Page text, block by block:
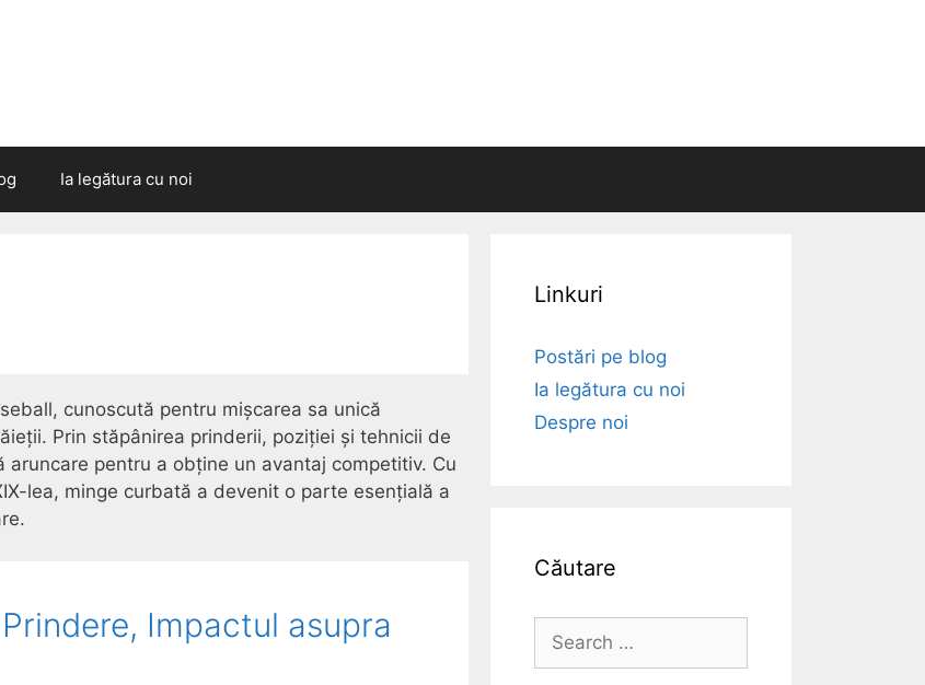
Ia legătura cu noi
cunoscută pentru mișcarea sa unică
Prin stăpânirea prinderii, poziției și tehnicii de
pentru a obține un avantaj competitiv. Cu
lea, minge curbată a devenit o parte esențială a
Impactul asupra
Linkuri
Postări pe blog
Ia legătura cu noi
Despre noi
Căutare
Search
for: